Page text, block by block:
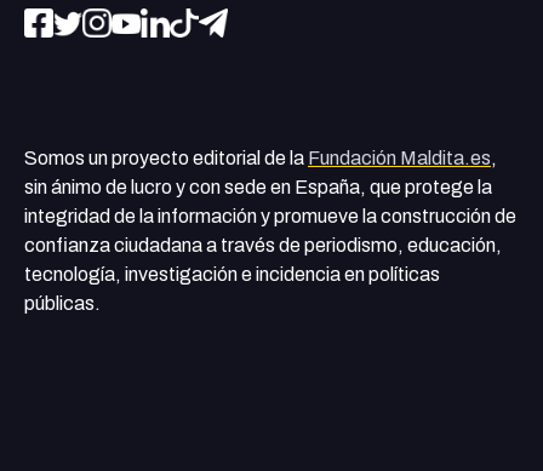
Somos un proyecto editorial de la Fundación Maldita.es,
sin ánimo de lucro y con sede en España, que protege la
integridad de la información y promueve la construcción de
confianza ciudadana a través de periodismo, educación,
tecnología, investigación e incidencia en políticas
públicas.